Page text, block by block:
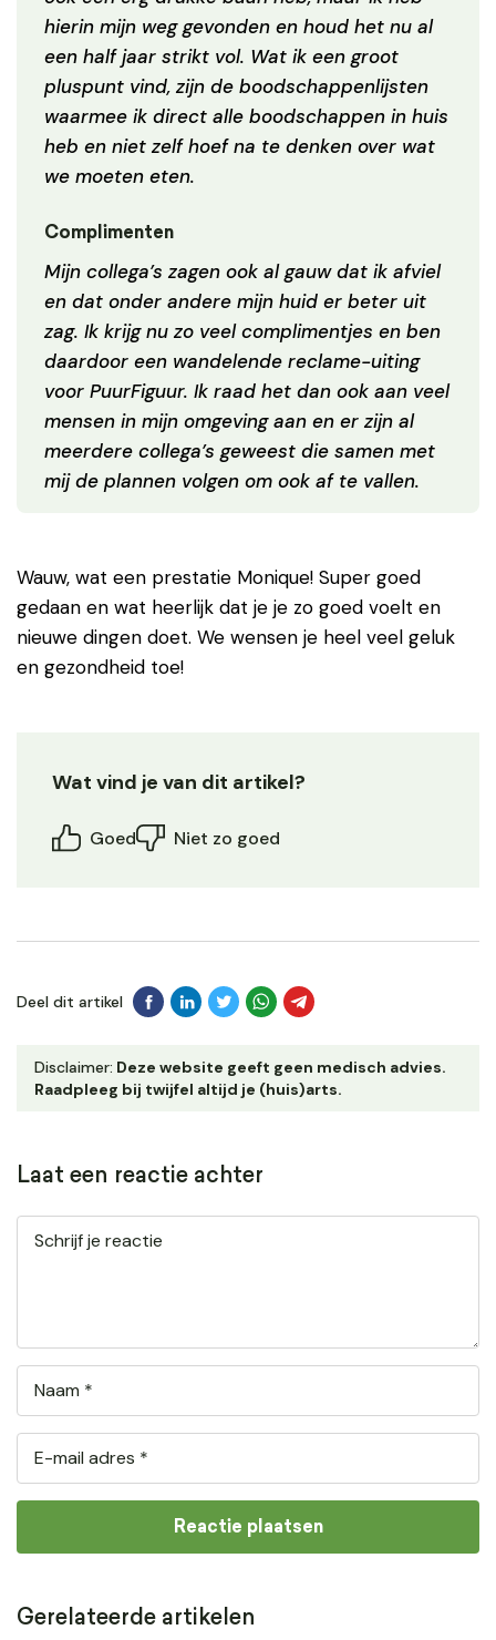
hierin mijn weg gevonden en houd het nu al
een half jaar strikt vol. Wat ik een groot
pluspunt vind, zijn de boodschappenlijsten
waarmee ik direct alle boodschappen in huis
heb en niet zelf hoef na te denken over wat
we moeten eten.
Complimenten
Mijn collega’s zagen ook al gauw dat ik afviel
en dat onder andere mijn huid er beter uit
zag. Ik krijg nu zo veel complimentjes en ben
daardoor een wandelende reclame-uiting
voor PuurFiguur. Ik raad het dan ook aan veel
mensen in mijn omgeving aan en er zijn al
meerdere collega’s geweest die samen met
mij de plannen volgen om ook af te vallen.
Wauw, wat een prestatie Monique! Super goed
gedaan en wat heerlijk dat je je zo goed voelt en
nieuwe dingen doet. We wensen je heel veel geluk
en gezondheid toe!
Wat vind je van dit artikel?
Goed Niet zo goed
Deel dit artikel
Disclaimer: Deze website geeft geen medisch advies.
Raadpleeg bij twijfel altijd je (huis)arts.
Laat een reactie achter
Gerelateerde artikelen